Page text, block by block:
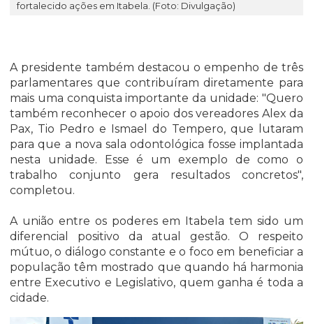
fortalecido ações em Itabela. (Foto: Divulgação)
A presidente também destacou o empenho de três
parlamentares que contribuíram diretamente para
mais uma conquista importante da unidade: "Quero
também reconhecer o apoio dos vereadores Alex da
Pax, Tio Pedro e Ismael do Tempero, que lutaram
para que a nova sala odontológica fosse implantada
nesta unidade. Esse é um exemplo de como o
trabalho conjunto gera resultados concretos",
completou.
A união entre os poderes em Itabela tem sido um
diferencial positivo da atual gestão. O respeito
mútuo, o diálogo constante e o foco em beneficiar a
população têm mostrado que quando há harmonia
entre Executivo e Legislativo, quem ganha é toda a
cidade.